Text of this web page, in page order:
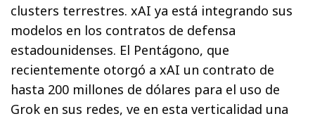
clusters terrestres. xAI ya está integrando sus
modelos en los contratos de defensa
estadounidenses. El Pentágono, que
recientemente otorgó a xAI un contrato de
hasta 200 millones de dólares para el uso de
Grok en sus redes, ve en esta verticalidad una